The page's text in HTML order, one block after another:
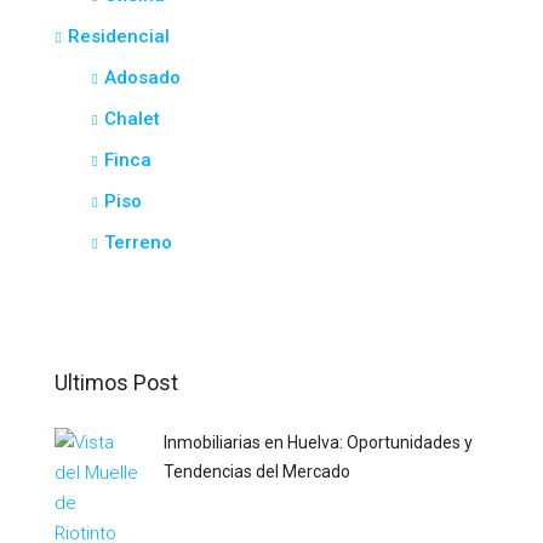
Residencial
Adosado
Chalet
Finca
Piso
Terreno
Ultimos Post
Inmobiliarias en Huelva: Oportunidades y
Tendencias del Mercado